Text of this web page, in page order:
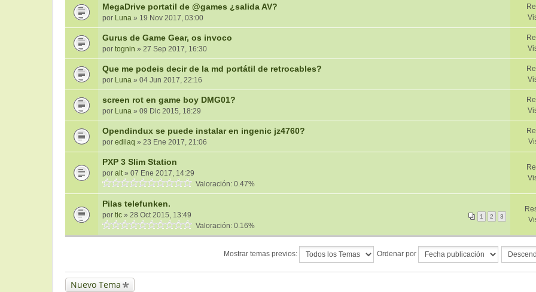
MegaDrive portatil de @games ¿salida AV?
por Luna » 19 Nov 2017, 03:00
Gurus de Game Gear, os invoco
por tognin » 27 Sep 2017, 16:30
Que me podeis decir de la md portátil de retrocables?
por Luna » 04 Jun 2017, 22:16
screen rot en game boy DMG01?
por Luna » 09 Dic 2015, 18:29
Opendindux se puede instalar en ingenic jz4760?
por edilaq » 23 Ene 2017, 21:06
PXP 3 Slim Station
por alt» 07 Ene 2017, 14:29
Valoración: 0.47%
Pilas telefunken.
1 2 3
por tic » 28 Oct 2015, 13:49
Valoración: 0.16%
Mostrar temas previos: Ordenar por
Nuevo Tema